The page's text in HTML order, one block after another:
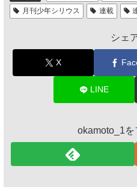
月刊少年シリウス
連載
シェ
X
LINE
okamoto_1を